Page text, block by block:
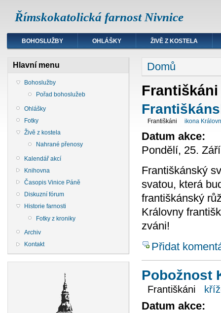
Římskokatolická farnost Nivnice
BOHOSLUŽBY OHLÁŠKY ŽIVĚ Z KOSTELA
Hlavní menu
Bohoslužby
Pořad bohoslužeb
Ohlášky
Fotky
Živě z kostela
Nahrané přenosy
Kalendář akcí
Knihovna
Časopis Vinice Páně
Diskuzní fórum
Historie farnosti
Fotky z kroniky
Archiv
Kontakt
Domů
Františkáni
Františkáni ikona
Datum akce:
Pondělí, 25.
Františkánský
svatou, která
františkánský
Královny
zváni!
Přidat
Pobožnost
Františkáni
Datum akce: